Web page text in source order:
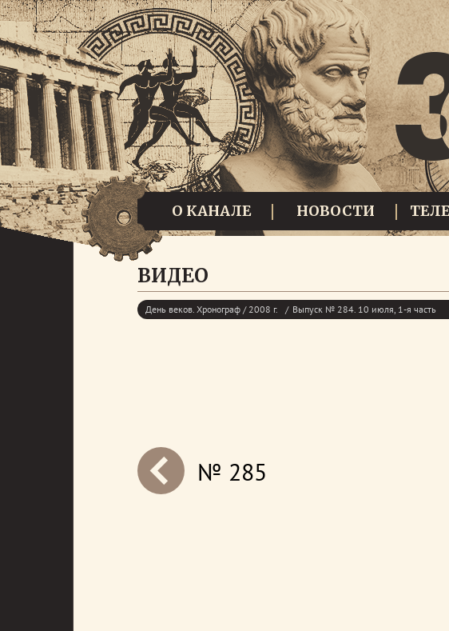
О КАНАЛЕ НОВОСТИ
ВИДЕО
День веков. Хронограф / 2008 г. Выпуск № 284. 10 июля, 1-я часть
next№ 285